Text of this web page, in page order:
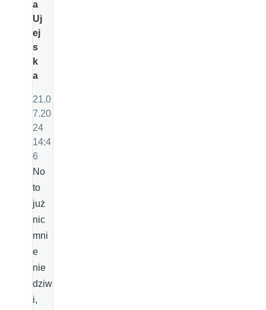
a
Uj
ej
s
k
a
21.0
7.20
24
14:4
6
No
to
już
nic
mni
e
nie
dziw
i,